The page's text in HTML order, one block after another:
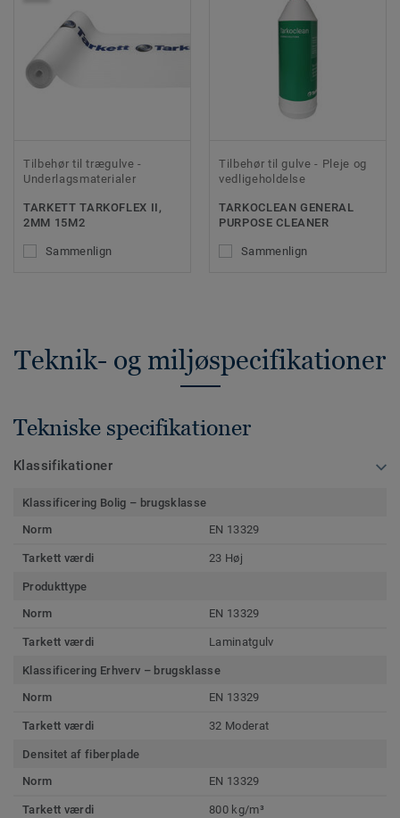
Tilbehør til trægulve -
Underlagsmaterialer
TARKETT TARKOFLEX II,
2MM 15M2
Sammenlign
Tilbehør til gulve - Pleje og
vedligeholdelse
TARKOCLEAN GENERAL
PURPOSE CLEANER
Sammenlign
Teknik- og miljøspecifikationer
Tekniske specifikationer
Klassifikationer
Klassificering Bolig – brugsklasse
Norm
EN 13329
Tarkett værdi 23 Høj
Produkttype
Norm
EN 13329
Tarkett værdi Laminatgulv
Klassificering Erhverv – brugsklasse
Norm
EN 13329
Tarkett værdi 32 Moderat
Densitet af fiberplade
Norm
EN 13329
Tarkett værdi 800 kg/m³